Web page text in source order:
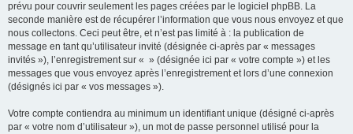
prévu pour couvrir seulement les pages créées par le logiciel phpBB. La
seconde manière est de récupérer l’information que vous nous envoyez et que
nous collectons. Ceci peut être, et n’est pas limité à : la publication de
message en tant qu’utilisateur invité (désignée ci-après par « messages
invités »), l’enregistrement sur « » (désignée ici par « votre compte ») et les
messages que vous envoyez après l’enregistrement et lors d’une connexion
(désignés ici par « vos messages »).
Votre compte contiendra au minimum un identifiant unique (désigné ci-après
par « votre nom d’utilisateur »), un mot de passe personnel utilisé pour la